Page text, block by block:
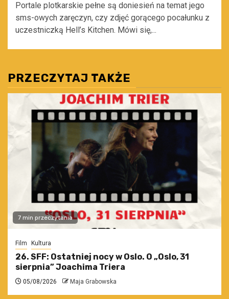
Portale plotkarskie pełne są doniesień na temat jego
sms-owych zaręczyn, czy zdjęć gorącego pocałunku z
uczestniczką Hell’s Kitchen. Mówi się,...
PRZECZYTAJ TAKŻE
7 min przeczytania
Film Kultura
26. SFF: Ostatniej nocy w Oslo. O „Oslo, 31
sierpnia” Joachima Triera
05/08/2026 Maja Grabowska